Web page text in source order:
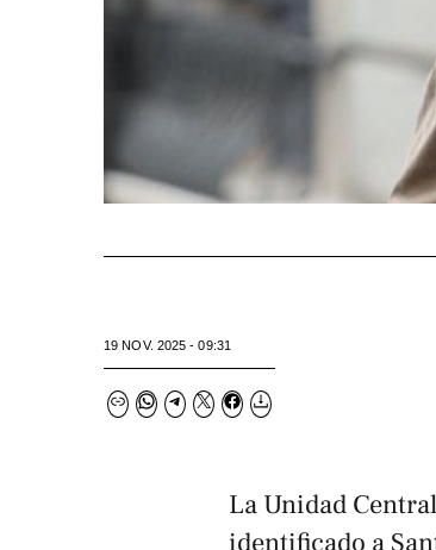
19 NOV. 2025 - 09:31
La Unidad
identificado a